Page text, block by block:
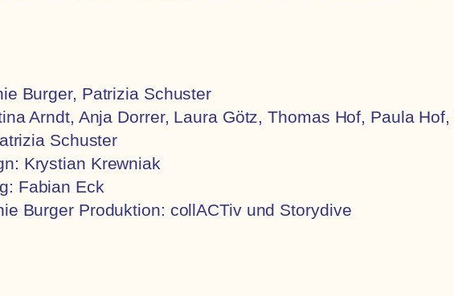
Burger, Patrizia Schuster
Arndt, Anja Dorrer, Laura Götz, Thomas Hof, Paula
Schuster
Krystian Krewniak
Fabian Eck
Burger Produktion: collACTiv und Storydive